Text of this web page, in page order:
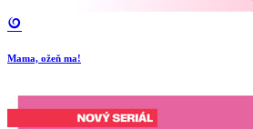
Mama, ožeň ma!